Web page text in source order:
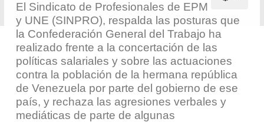
El Sindicato de Profesionales de EPM
y UNE (SINPRO), respalda las posturas que
la Confederación General del Trabajo ha
realizado frente a la concertación de las
políticas salariales y sobre las actuaciones
contra la población de la hermana república
de Venezuela por parte del gobierno de ese
país, y rechaza las agresiones verbales y
mediáticas de parte de algunas